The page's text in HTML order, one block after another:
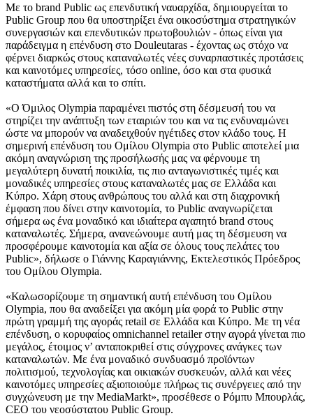
Mε το brand Public ως επενδυτική ναυαρχίδα, δημιουργείται το
Public Group που θα υποστηρίξει ένα οικοσύστημα στρατηγικών
συνεργασιών και επενδυτικών πρωτοβουλιών - όπως είναι για
παράδειγμα η επένδυση στο Douleutaras - έχοντας ως στόχο να
φέρνει διαρκώς στους καταναλωτές νέες συναρπαστικές προτάσεις
και καινοτόμες υπηρεσίες, τόσο online, όσο και στα φυσικά
καταστήματα αλλά και το σπίτι.
«Ο Όμιλος Olympia παραμένει πιστός στη δέσμευσή του να
στηρίζει την ανάπτυξη των εταιριών του και να τις ενδυναμώνει
ώστε να μπορούν να αναδειχθούν ηγέτιδες στον κλάδο τους. Η
σημερινή επένδυση του Ομίλου Olympia στο Public αποτελεί μια
ακόμη αναγνώριση της προσήλωσής μας να φέρνουμε τη
μεγαλύτερη δυνατή ποικιλία, τις πιο ανταγωνιστικές τιμές και
μοναδικές υπηρεσίες στους καταναλωτές μας σε Ελλάδα και
Κύπρο. Χάρη στους ανθρώπους του αλλά και στη διαχρονική
έμφαση που δίνει στην καινοτομία, το Public αναγνωρίζεται
σήμερα ως ένα μοναδικό και ιδιαίτερα αγαπητό brand στους
καταναλωτές. Σήμερα, ανανεώνουμε αυτή μας τη δέσμευση να
προσφέρουμε καινοτομία και αξία σε όλους τους πελάτες του
Public», δήλωσε ο Γιάννης Καραγιάννης, Εκτελεστικός Πρόεδρος
του Ομίλου Olympia.
«Καλωσορίζουμε τη σημαντική αυτή επένδυση του Ομίλου
Olympia, που θα αναδείξει για ακόμη μία φορά το Public στην
πρώτη γραμμή της αγοράς retail σε Ελλάδα και Κύπρο. Με τη νέα
επένδυση, ο κορυφαίος omnichannel retailer στην αγορά γίνεται πιο
μεγάλος, έτοιμος ν’ ανταποκριθεί στις σύγχρονες ανάγκες των
καταναλωτών. Με ένα μοναδικό συνδυασμό προϊόντων
πολιτισμού, τεχνολογίας και οικιακών συσκευών, αλλά και νέες
καινοτόμες υπηρεσίες αξιοποιούμε πλήρως τις συνέργειες από την
συγχώνευση με την MediaMarkt», προσέθεσε ο Ρόμπυ Μπουρλάς,
CEO του νεοσύστατου Public Group.